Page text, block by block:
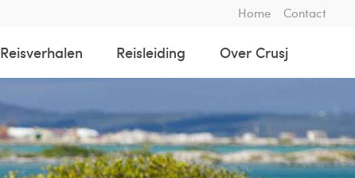
Home Contact
Reisverhalen Reisleiding Over Crusj